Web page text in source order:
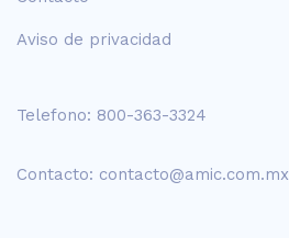
Aviso de privacidad
Telefono: 800-363-3324
Contacto: contacto@amic.com.mx